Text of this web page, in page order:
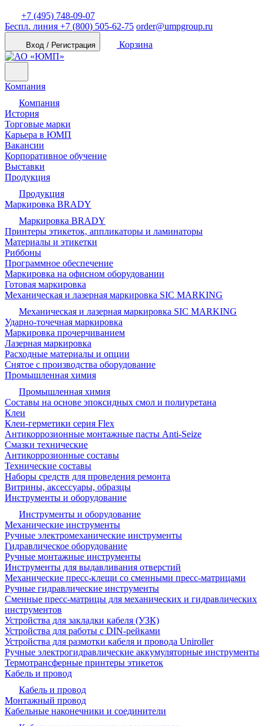
+7 (495) 748-09-07
Беспл. линия +7 (800) 505-62-75 order@umpgroup.ru
Вход / Регистрация Корзина
Компания
Компания
История
Торговые марки
Карьера в ЮМП
Вакансии
Корпоративное обучение
Выставки
Продукция
Продукция
Маркировка BRADY
Маркировка BRADY
Принтеры этикеток, аппликаторы и ламинаторы
Материалы и этикетки
Риббоны
Программное обеспечение
Маркировка на офисном оборудовании
Готовая маркировка
Механическая и лазерная маркировка SIC MARKING
Механическая и лазерная маркировка SIC MARKING
Ударно-точечная маркировка
Маркировка прочерчиванием
Лазерная маркировка
Расходные материалы и опции
Снятое с производства оборудование
Промышленная химия
Промышленная химия
Составы на основе эпоксидных смол и полиуретана
Клеи
Клеи-герметики серия Flex
Антикоррозионные монтажные пасты Anti-Seize
Смазки технические
Антикоррозионные составы
Технические составы
Наборы средств для проведения ремонта
Витрины, аксессуары, образцы
Инструменты и оборудование
Инструменты и оборудование
Механические инструменты
Ручные электромеханические инструменты
Гидравлическое оборудование
Ручные монтажные инструменты
Инструменты для выдавливания отверстий
Механические пресс-клещи со сменными пресс-матрицами
Ручные гидравлические инструменты
Сменные пресс-матрицы для механических и гидравлических
инструментов
Устройства для закладки кабеля (УЗК)
Устройства для работы с DIN-рейками
Устройства для размотки кабеля и провода Uniroller
Ручные электрогидравлические аккумуляторные инструменты
Термотрансферные принтеры этикеток
Кабель и провод
Кабель и провод
Монтажный провод
Кабельные наконечники и соединители